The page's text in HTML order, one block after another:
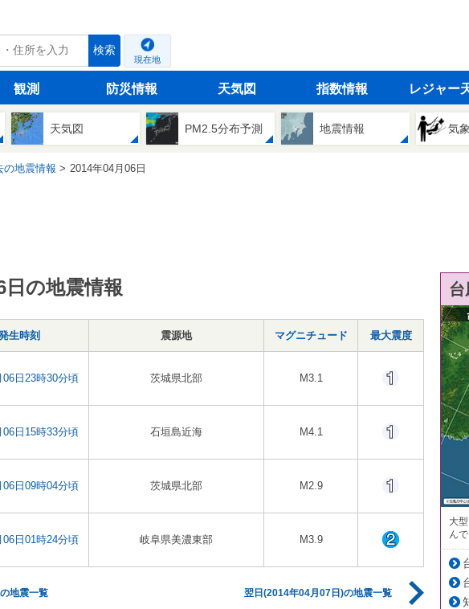
検索
現在地
観測 防災情報 天気図 指数情報 レジャー
天気図 PM2.5分布予測 地震情報 気
の地震情報 2014年04月06日
日の地震情報
生時刻 震源地 マグニチュード 最大震度
06日23時30分頃 茨城県北部 M3.1
06日15時33分頃 石垣島近海 M4.1
06日09時04分頃 茨城県北部 M2.9
06日01時24分頃 岐阜県美濃東部 M3.9
地震一覧 翌日(2014年04月07日)の地震一覧
大
ん